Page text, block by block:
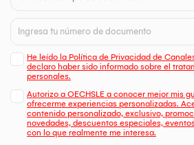
He leído la Política de Privacidad de
declaro haber sido informado sobre el
personales.
Autorizo a OECHSLE a conocer mejor mis
ofrecerme experiencias personalizadas.
contenido personalizado, exclusivo,
novedades, descuentos especiales,
con lo que realmente me interesa.